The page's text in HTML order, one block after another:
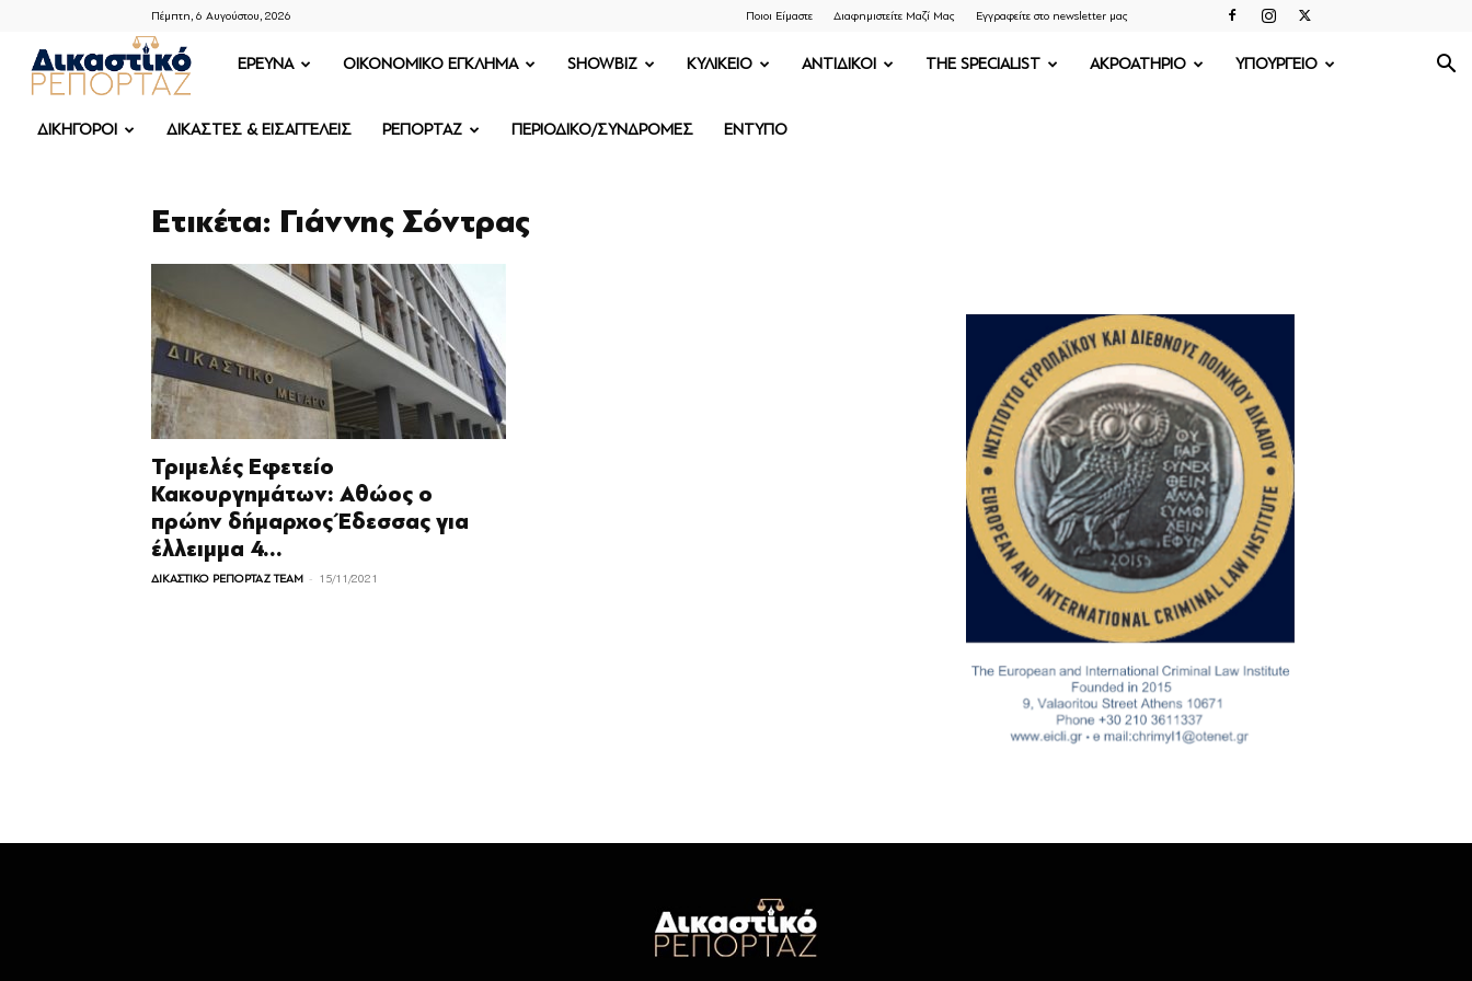
Πέμπτη, 6 Αυγούστου, 2026 Ποιοι Είμαστε Διαφημιστείτε Μαζί Μας Εγγραφείτε στο newsletter μας
ΔΙΚΑΣΤΙΚΟ
ΡΕΠΟΡΤΑΖ
ΕΡΕΥΝΑ OIKONOMIKO ΕΓΚΛΗΜΑ SHOWBIZ ΚΥΛΙΚΕΙΟ ΑΝΤΙΔΙΚΟΙ THE SPECIALIST ΑΚΡΟΑΤΗΡΙΟ ΥΠΟΥΡΓΕΙΟ
ΔΙΚΗΓΟΡΟΙ ΔΙΚΑΣΤΕΣ & ΕΙΣΑΓΓΕΛΕΙΣ ΡΕΠΟΡΤΑΖ ΠΕΡΙΟΔΙΚΟ/ΣΥΝΔΡΟΜΕΣ ΕΝΤΥΠΟ
Ετικέτα: Γιάννης Σόντρας
Τριμελές Εφετείο
Κακουργημάτων: Αθώος ο
πρώην δήμαρχος Έδεσσας για
έλλειμμα 4...
ΔΙΚΑΣΤΙΚΟ ΡΕΠΟΡΤΑΖ TEAM - 15/11/2021